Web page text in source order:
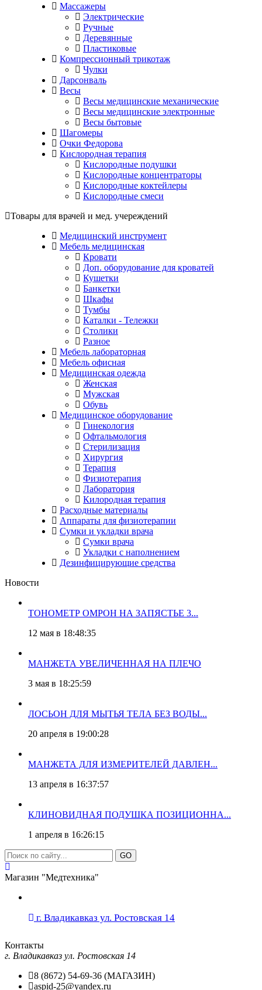
Массажеры
Электрические
Ручные
Деревянные
Пластиковые
Компрессионный трикотаж
Чулки
Дарсонваль
Весы
Весы медицинские механические
Весы медицинские электронные
Весы бытовые
Шагомеры
Очки Федорова
Кислородная терапия
Кислородные подушки
Кислородные концентраторы
Кислородные коктейлеры
Кислородные смеси
Товары для врачей и мед. учереждений
Медицинский инструмент
Мебель медицинская
Кровати
Доп. оборудование для кроватей
Кушетки
Банкетки
Шкафы
Тумбы
Каталки - Тележки
Столики
Разное
Мебель лабораторная
Мебель офисная
Медицинская одежда
Женская
Мужская
Обувь
Медицинское оборудование
Гинекология
Офтальмология
Стерилизация
Хирургия
Терапия
Физиотерапия
Лаборатория
Килородная терапия
Расходные материалы
Аппараты для физиотерапии
Сумки и укладки врача
Сумки врача
Укладки с наполнением
Дезинфицирующие средства
Новости
ТОНОМЕТР ОМРОН НА ЗАПЯСТЬЕ 3...
12 мая в 18:48:35
МАНЖЕТА УВЕЛИЧЕННАЯ НА ПЛЕЧО
3 мая в 18:25:59
ЛОСЬОН ДЛЯ МЫТЬЯ ТЕЛА БЕЗ ВОДЫ...
20 апреля в 19:00:28
МАНЖЕТА ДЛЯ ИЗМЕРИТЕЛЕЙ ДАВЛЕН...
13 апреля в 16:37:57
КЛИНОВИДНАЯ ПОДУШКА ПОЗИЦИОННА...
1 апреля в 16:26:15
GO
Магазин "Медтехника"
г. Владикавказ ул. Ростовская 14
Контакты
г. Владикавказ ул. Ростовская 14
8 (8672) 54-69-36 (МАГАЗИН)
aspid-25@yandex.ru